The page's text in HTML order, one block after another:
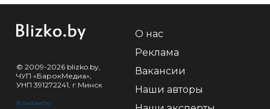
© 2009-2026 blizko.by,
ЧУП «БарокМедиа»,
УНП 391272241, г.Минск
Контакты
О нас
Реклама
Вакансии
Наши авторы